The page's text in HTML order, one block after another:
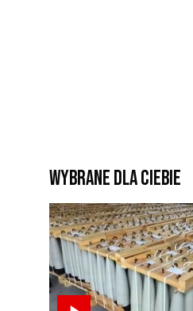
Wybrane dla Ciebie